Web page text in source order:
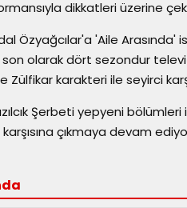
dikkatleri üzerine
Özyağcılar'a 'Aile Arasında'
olarak dört sezondur
karakteri ile seyirci
Şerbeti yepyeni
çıkmaya devam